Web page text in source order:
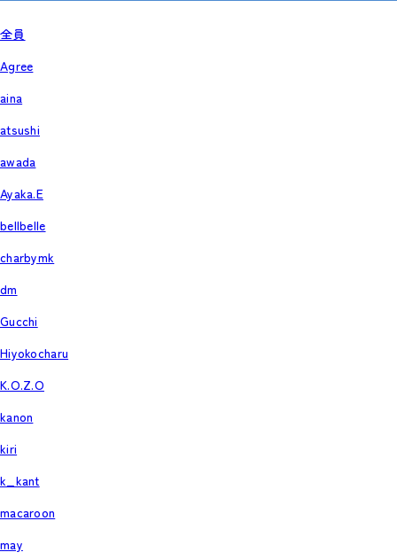
全員
Agree
aina
atsushi
awada
Ayaka.E
bellbelle
charbymk
dm
Gucchi
Hiyokocharu
K.O.Z.O
kanon
kiri
k_kant
macaroon
may